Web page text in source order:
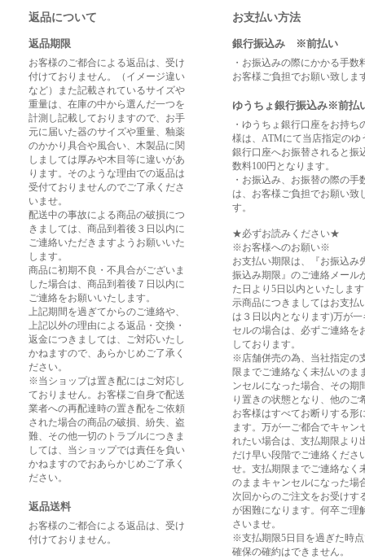
返品について
返品期限
お客様のご都合による返品は、受け
付けておりません。（イメージ違い
など）また記載されているサイズや
重量は、在庫の中から選んだ一つを
計測し記載しておりますので、お手
元に届いた器のサイズや重量、釉薬
のかかり具合や風合い、木製品に関
しましては厚みや木目等に違いがあ
ります。そのような理由での返品は
受付ておりませんのでご了承くださ
いませ。
配送中の事故による商品の破損につ
きましては、商品到着後３日以内に
ご連絡いただきますようお願いいた
します。
商品に初期不良・不具合がございま
した場合は、商品到着後７日以内に
ご連絡をお願いいたします。
上記期間を過ぎてからのご連絡や、
上記以外の理由による返品・交換・
返金につきましては、ご対応いたし
かねますので、あらかじめご了承く
ださい。
※当ショップは置き配にはご対応し
ておりません。お客様ご自身で配送
業者への再配達時の置き配をご依頼
された場合の商品の破損、紛失、盗
難、その他一切のトラブルにつきま
しては、当ショップでは責任を負い
かねますのでおあらかじめご了承く
ださい。
返品送料
お客様のご都合による返品は、受け
付けておりません。
お支払い方法
銀行振込み ※前払い
・お振込みの際にかかる手数
お客様ご負担でお願い致しま
ゆうちょ銀行振込み※前払
・ゆうちょ銀行口座をお持ち
様は、ATMにて当店指定のゆ
銀行口座へお振替されると振
数料100円となります。
・お振込み、お振替の際の手
は、お客様ご負担でお願い致
す。
★必ずお読みください★
※お客様へのお願い※
お支払い期限は、『お振込み
振込み期限』のご連絡メール
た日より5日以内といたしま
示商品につきましてはお支払
は３日以内となります)万が一
セルの場合は、必ずご連絡を
しております。
※店舗併売の為、当社指定の
限までご連絡なく未払いのま
ンセルになった場合、その期
り置きの状態となり、他のご
お客様はすべてお断りする形
ます。万が一ご都合でキャン
れたい場合は、支払期限より
だけ早い段階でご連絡くださ
せ。支払期限までご連絡なく
のままキャンセルになった場
次回からのご注文をお受けす
が困難になります。何卒ご理
さいませ。
※支払期限5日目を過ぎた時
確保の確約はできません。